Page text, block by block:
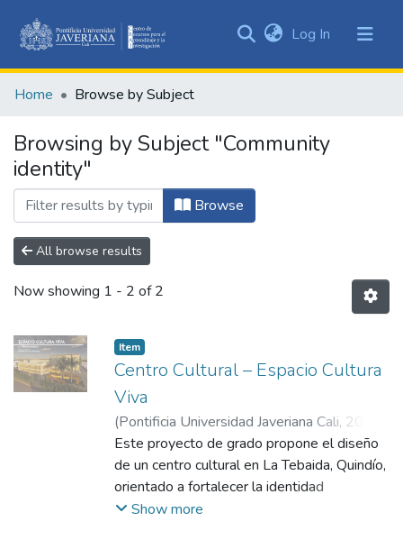
&
All of DSpace
Log In (current)
Home Browse by Subject
Browsing by Subject "Community
identity"
Browse
All browse results
Now showing 1 - 2 of 2
Item
Centro Cultural – Espacio Cultura
Viva
(Pontificia Universidad Javeriana Cali, 2025
Libreros Mejía, Sofía;Cruz Velásquez,
Carolina
Este proyecto de grado propone el diseño
de un centro cultural en La Tebaida, Quindío,
orientado a fortalecer la identidad
comunitaria y promover el desarrollo
Show more